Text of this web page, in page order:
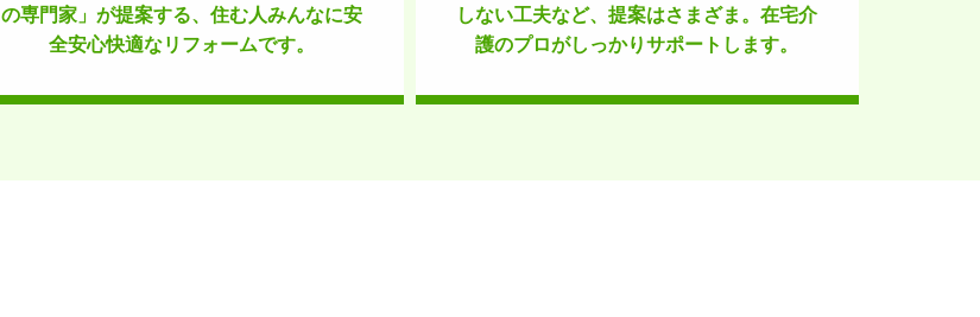
の専門家」が提案する、住む人みんなに安
全安心快適なリフォームです。
しない工夫など、提案はさまざま。在宅介
護のプロがしっかりサポートします。